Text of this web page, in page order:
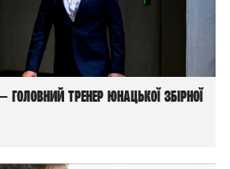
головний тренер юнацької збірної